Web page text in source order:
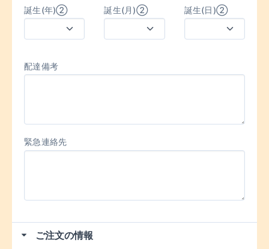
誕生(年)② 誕生(月)② 誕生(日)②
配達備考
緊急連絡先
ご注文の情報